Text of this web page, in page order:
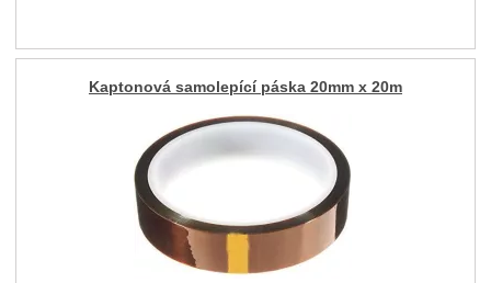
Kaptonová samolepící páska 20mm x 20m